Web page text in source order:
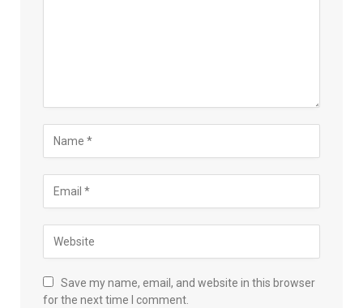
Save my name, email, and website in this browser
for the next time I comment.